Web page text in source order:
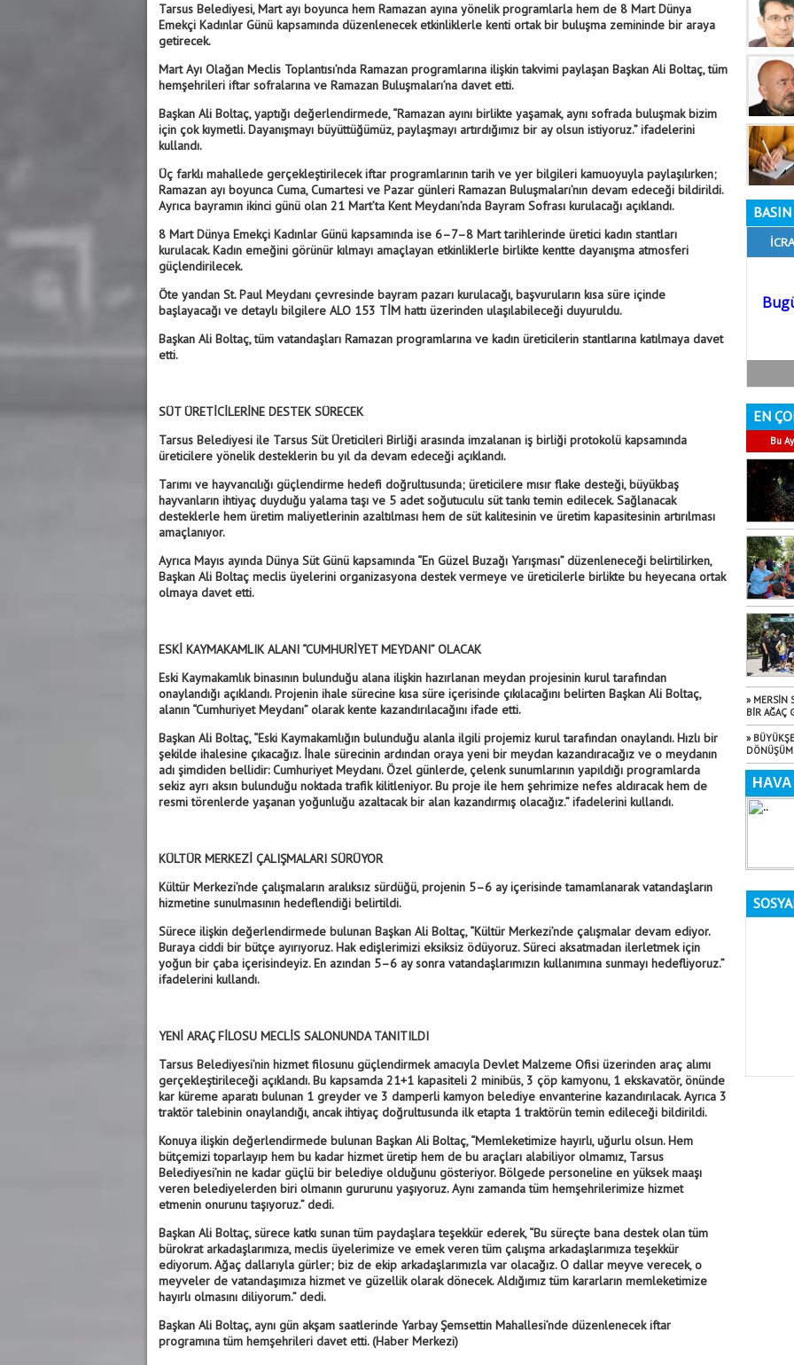
Tarsus Belediyesi, Mart ayı boyunca hem Ramazan ayına yönelik programlarla hem de 8 Mart Dünya
Emekçi Kadınlar Günü kapsamında düzenlenecek etkinliklerle kenti ortak bir buluşma zemininde bir araya
getirecek.
Mart Ayı Olağan Meclis Toplantısı’nda Ramazan programlarına ilişkin takvimi paylaşan Başkan Ali Boltaç, tüm
hemşehrileri iftar sofralarına ve Ramazan Buluşmaları’na davet etti.
Başkan Ali Boltaç, yaptığı değerlendirmede, “Ramazan ayını birlikte yaşamak, aynı sofrada buluşmak bizim
için çok kıymetli. Dayanışmayı büyüttüğümüz, paylaşmayı artırdığımız bir ay olsun istiyoruz.” ifadelerini
kullandı.
Üç farklı mahallede gerçekleştirilecek iftar programlarının tarih ve yer bilgileri kamuoyuyla paylaşılırken;
Ramazan ayı boyunca Cuma, Cumartesi ve Pazar günleri Ramazan Buluşmaları’nın devam edeceği bildirildi.
Ayrıca bayramın ikinci günü olan 21 Mart’ta Kent Meydanı’nda Bayram Sofrası kurulacağı açıklandı.
8 Mart Dünya Emekçi Kadınlar Günü kapsamında ise 6–7–8 Mart tarihlerinde üretici kadın stantları
kurulacak. Kadın emeğini görünür kılmayı amaçlayan etkinliklerle birlikte kentte dayanışma atmosferi
güçlendirilecek.
Öte yandan St. Paul Meydanı çevresinde bayram pazarı kurulacağı, başvuruların kısa süre içinde
başlayacağı ve detaylı bilgilere ALO 153 TİM hattı üzerinden ulaşılabileceği duyuruldu.
Başkan Ali Boltaç, tüm vatandaşları Ramazan programlarına ve kadın üreticilerin stantlarına katılmaya davet
etti.
SÜT ÜRETİCİLERİNE DESTEK SÜRECEK
Tarsus Belediyesi ile Tarsus Süt Üreticileri Birliği arasında imzalanan iş birliği protokolü kapsamında
üreticilere yönelik desteklerin bu yıl da devam edeceği açıklandı.
Tarımı ve hayvancılığı güçlendirme hedefi doğrultusunda; üreticilere mısır flake desteği, büyükbaş
hayvanların ihtiyaç duyduğu yalama taşı ve 5 adet soğutuculu süt tankı temin edilecek. Sağlanacak
desteklerle hem üretim maliyetlerinin azaltılması hem de süt kalitesinin ve üretim kapasitesinin artırılması
amaçlanıyor.
Ayrıca Mayıs ayında Dünya Süt Günü kapsamında “En Güzel Buzağı Yarışması” düzenleneceği belirtilirken,
Başkan Ali Boltaç meclis üyelerini organizasyona destek vermeye ve üreticilerle birlikte bu heyecana ortak
olmaya davet etti.
ESKİ KAYMAKAMLIK ALANI “CUMHURİYET MEYDANI” OLACAK
Eski Kaymakamlık binasının bulunduğu alana ilişkin hazırlanan meydan projesinin kurul tarafından
onaylandığı açıklandı. Projenin ihale sürecine kısa süre içerisinde çıkılacağını belirten Başkan Ali Boltaç,
alanın “Cumhuriyet Meydanı” olarak kente kazandırılacağını ifade etti.
Başkan Ali Boltaç, “Eski Kaymakamlığın bulunduğu alanla ilgili projemiz kurul tarafından onaylandı. Hızlı bir
şekilde ihalesine çıkacağız. İhale sürecinin ardından oraya yeni bir meydan kazandıracağız ve o meydanın
adı şimdiden bellidir: Cumhuriyet Meydanı. Özel günlerde, çelenk sunumlarının yapıldığı programlarda
sekiz ayrı aksın bulunduğu noktada trafik kilitleniyor. Bu proje ile hem şehrimize nefes aldıracak hem de
resmi törenlerde yaşanan yoğunluğu azaltacak bir alan kazandırmış olacağız.” ifadelerini kullandı.
KÜLTÜR MERKEZİ ÇALIŞMALARI SÜRÜYOR
Kültür Merkezi’nde çalışmaların aralıksız sürdüğü, projenin 5–6 ay içerisinde tamamlanarak vatandaşların
hizmetine sunulmasının hedeflendiği belirtildi.
Sürece ilişkin değerlendirmede bulunan Başkan Ali Boltaç, “Kültür Merkezi’nde çalışmalar devam ediyor.
Buraya ciddi bir bütçe ayırıyoruz. Hak edişlerimizi eksiksiz ödüyoruz. Süreci aksatmadan ilerletmek için
yoğun bir çaba içerisindeyiz. En azından 5–6 ay sonra vatandaşlarımızın kullanımına sunmayı hedefliyoruz.”
ifadelerini kullandı.
YENİ ARAÇ FİLOSU MECLİS SALONUNDA TANITILDI
Tarsus Belediyesi’nin hizmet filosunu güçlendirmek amacıyla Devlet Malzeme Ofisi üzerinden araç alımı
gerçekleştirileceği açıklandı. Bu kapsamda 21+1 kapasiteli 2 minibüs, 3 çöp kamyonu, 1 ekskavatör, önünde
kar küreme aparatı bulunan 1 greyder ve 3 damperli kamyon belediye envanterine kazandırılacak. Ayrıca 3
traktör talebinin onaylandığı, ancak ihtiyaç doğrultusunda ilk etapta 1 traktörün temin edileceği bildirildi.
Konuya ilişkin değerlendirmede bulunan Başkan Ali Boltaç, “Memleketimize hayırlı, uğurlu olsun. Hem
bütçemizi toparlayıp hem bu kadar hizmet üretip hem de bu araçları alabiliyor olmamız, Tarsus
Belediyesi’nin ne kadar güçlü bir belediye olduğunu gösteriyor. Bölgede personeline en yüksek maaşı
veren belediyelerden biri olmanın gururunu yaşıyoruz. Aynı zamanda tüm hemşehrilerimize hizmet
etmenin onurunu taşıyoruz.” dedi.
Başkan Ali Boltaç, sürece katkı sunan tüm paydaşlara teşekkür ederek, “Bu süreçte bana destek olan tüm
bürokrat arkadaşlarımıza, meclis üyelerimize ve emek veren tüm çalışma arkadaşlarımıza teşekkür
ediyorum. Ağaç dallarıyla gürler; biz de ekip arkadaşlarımızla var olacağız. O dallar meyve verecek, o
meyveler de vatandaşımıza hizmet ve güzellik olarak dönecek. Aldığımız tüm kararların memleketimize
hayırlı olmasını diliyorum.” dedi.
Başkan Ali Boltaç, aynı gün akşam saatlerinde Yarbay Şemsettin Mahallesi’nde düzenlenecek iftar
programına tüm hemşehrileri davet etti. (Haber Merkezi)
EN
Bu Ay
» MERSİN
BİR AĞAÇ
»